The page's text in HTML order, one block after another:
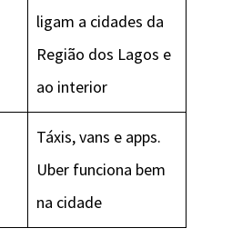
ligam a cidades da
Região dos Lagos e
ao interior
Táxis, vans e apps.
Uber funciona bem
na cidade